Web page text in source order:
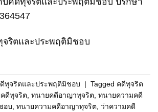
ริตและประพฤติมิชอบ
ทุจริตและประพฤติมิชอบ | Tagged คดีทุจริต
ดีทุจริต ทนายคดีอาญาทุจริต ทนายความคดี
อบ ทนายความคดีอาญาทุจริต ว่าความคดี